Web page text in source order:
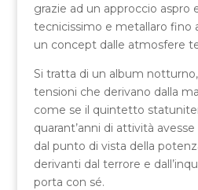
grazie ad un approccio aspro
tecnicissimo e metallaro fino
un concept dalle atmosfere
Si tratta di un album
tensioni che derivano dalla
come se il quintetto
quarant’anni di attività
dal punto di vista della
derivanti dal terrore e
porta con sé.